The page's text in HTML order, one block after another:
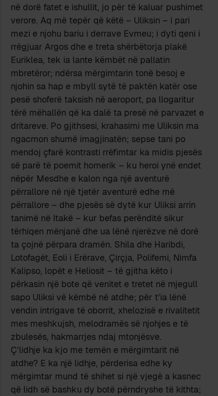
në dorë fatet e ishullit, jo për të kaluar pushimet
verore. Aq më tepër që këtë – Uliksin – i pari
mezi e njohu bariu i derrave Evmeu; i dyti qeni i
rrëgjuar Argos dhe e treta shërbëtorja plakë
Euriklea, tek ia lante këmbët në pallatin
mbretëror; ndërsa mërgimtarin tonë besoj e
njohin sa hap e mbyll sytë të paktën katër ose
pesë shoferë taksish në aeroport, pa llogaritur
tërë mëhallën që ka dalë ta presë në parvazet e
dritareve. Po gjithsesi, krahasimi me Uliksin ma
ngacmon shumë imagjinatën; sepse tani po
mendoj çfarë kontrasti rrëfimtar ka midis pjesës
së parë të poemit homerik – ku heroi ynë endet
nëpër Mesdhe e kalon nga një aventurë
përrallore në një tjetër aventurë edhe më
përrallore – dhe pjesës së dytë kur Uliksi arrin
tanimë në Itakë – kur befas perënditë sikur
tërhiqen mënjanë dhe ua lënë njerëzve në dorë
ta çojnë përpara dramën. Shila dhe Haribdi,
Lotofagët, Eoli i Erërave, Çirçja, Polifemi, Nimfa
Kalipso, lopët e Heliosit – të gjitha këto i
përkasin një bote që venitet e tretet në mjegull
sapo Uliksi vë këmbë në atdhe; për t’ia lënë
vendin intrigave të oborrit, xhelozisë e rivalitetit
mes meshkujsh, melodramës së njohjes e të
zbulesës, hakmarrjes ndaj mtonjësve.
Ç’lidhje ka kjo me temën e mërgimtarit në
atdhe? E ka një lidhje, përderisa edhe ky
mërgimtar mund të shihet si një vjegë a kasnec
që lidh së bashku dy botë përndryshe të kithta;